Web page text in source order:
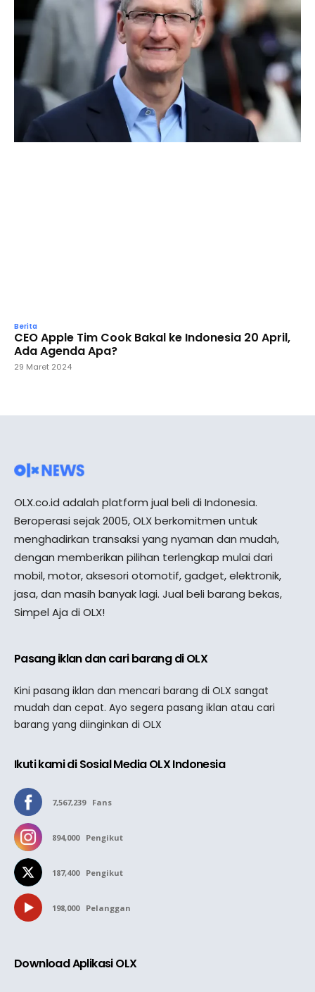
Berita
CEO Apple Tim Cook Bakal ke Indonesia 20 April,
Ada Agenda Apa?
29 Maret 2024
OLX.co.id adalah platform jual beli di Indonesia.
Beroperasi sejak 2005, OLX berkomitmen untuk
menghadirkan transaksi yang nyaman dan mudah,
dengan memberikan pilihan terlengkap mulai dari
mobil, motor, aksesori otomotif, gadget, elektronik,
jasa, dan masih banyak lagi. Jual beli barang bekas,
Simpel Aja di OLX!
Pasang iklan dan cari barang di OLX
Kini pasang iklan dan mencari barang di OLX sangat
mudah dan cepat. Ayo segera pasang iklan atau cari
barang yang diinginkan di OLX
Ikuti kami di Sosial Media OLX Indonesia
7,567,239 Fans
894,000 Pengikut
187,400 Pengikut
198,000 Pelanggan
Download Aplikasi OLX